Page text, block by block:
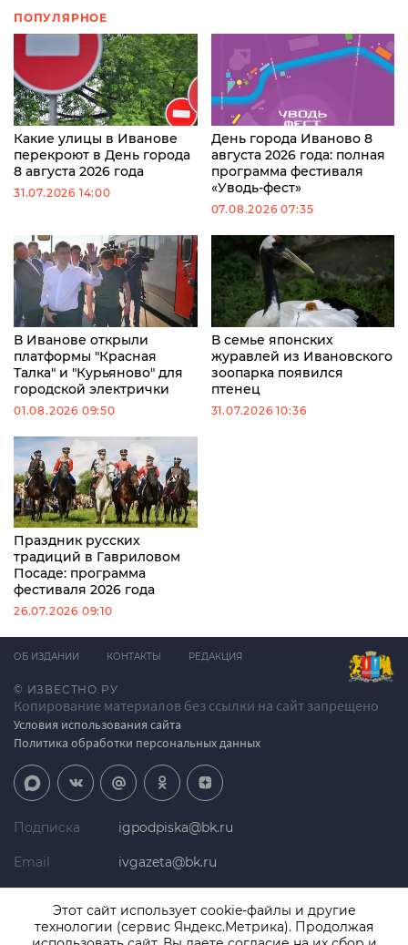
ПОПУЛЯРНОЕ
Какие улицы в Иванове
перекроют в День города
8 августа 2026 года
31.07.2026 14:00
День города Иваново 8
августа 2026 года: полная
программа фестиваля
«Уводь-фест»
07.08.2026 07:35
В Иванове открыли
платформы "Красная
Талка" и "Курьяново" для
городской электрички
01.08.2026 09:50
В семье японских
журавлей из Ивановского
зоопарка появился
птенец
31.07.2026 10:36
Праздник русских
традиций в Гавриловом
Посаде: программа
фестиваля 2026 года
26.07.2026 09:10
© ИЗВЕСТНО.РУ
Копирование материалов без ссылки на сайт запрещено
Условия использования сайта
Политика обработки персональных данных
ОБ ИЗДАНИИ КОНТАКТЫ РЕДАКЦИЯ
Подписка igpodpiska@bk.ru
Email ivgazeta@bk.ru
Телефон +7 (4932) 41-94-81
Этот сайт использует cookie-файлы и другие
технологии (сервис Яндекс.Метрика). Продолжая